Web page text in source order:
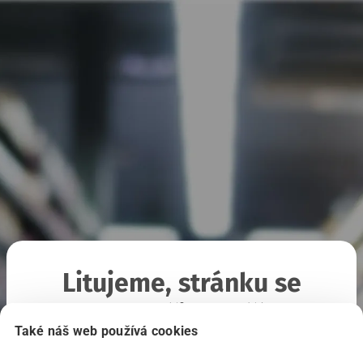
Také náš web používá cookies
Litujeme, stránku se